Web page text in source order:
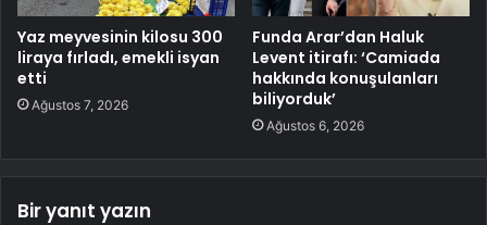
Yaz meyvesinin kilosu 300
liraya fırladı, emekli isyan
etti
Ağustos 7, 2026
Funda Arar’dan Haluk
Levent itirafı: ‘Camiada
hakkında konuşulanları
biliyorduk’
Ağustos 6, 2026
Bir yanıt yazın